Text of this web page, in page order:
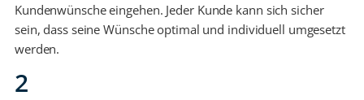
Kundenwünsche eingehen. Jeder Kunde kann sich sicher
sein, dass seine Wünsche optimal und individuell umgesetzt
werden.
2